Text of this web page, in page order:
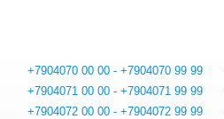
+7904070 00 00 - +7904070 99 99
+7904071 00 00 - +7904071 99 99
+7904072 00 00 - +7904072 99 99